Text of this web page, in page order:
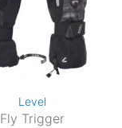
Level
Fly Trigger